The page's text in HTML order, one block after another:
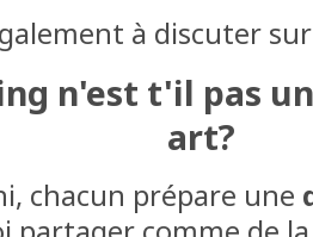
à discuter
n'est t'il pas
art?
chacun prépare une